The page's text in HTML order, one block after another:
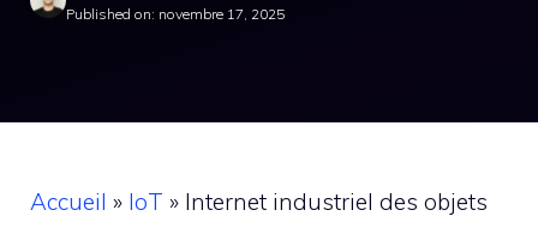
Published on: novembre 17, 2025
Accueil » IoT » Internet industriel des objets